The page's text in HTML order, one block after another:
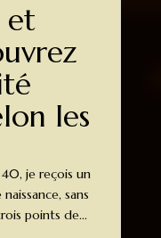
et
les
je reçois un
sans
points de...